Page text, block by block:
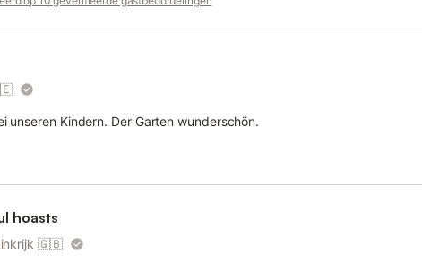
unseren Kindern. Der Garten wunderschön.
hoasts
🇬🇧